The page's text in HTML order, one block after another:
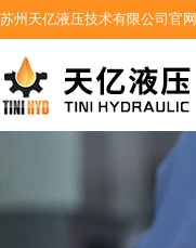
苏州天亿液压技术有限公司官网